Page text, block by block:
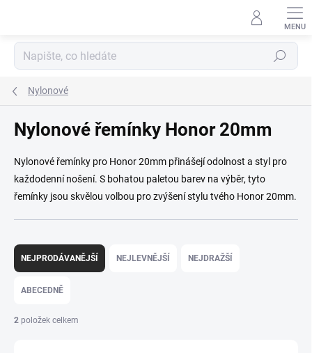
Hledat
Nylonové
Nylonové řemínky Honor 20mm
Nylonové řemínky pro Honor 20mm přinášejí odolnost a styl pro
každodenní nošení. S bohatou paletou barev na výběr, tyto
řemínky jsou skvělou volbou pro zvýšení stylu tvého Honor 20mm.
Řazení produktů
NEJPRODÁVANĚJŠÍ NEJLEVNĚJŠÍ NEJDRAŽŠÍ
ABECEDNĚ
2 položek celkem